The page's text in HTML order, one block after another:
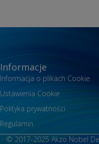
Informacje
Informacja o plikach Cookie
Ustawienia Cookie
Polityka prywatności
Regulamin
© 2017-2025 Akzo Nobel